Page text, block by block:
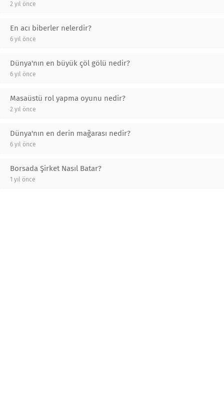
2 yıl önce
En acı biberler nelerdir?
6 yıl önce
Dünya'nın en büyük çöl gölü nedir?
6 yıl önce
Masaüstü rol yapma oyunu nedir?
2 yıl önce
Dünya'nın en derin mağarası nedir?
6 yıl önce
Borsada Şirket Nasıl Batar?
1 yıl önce